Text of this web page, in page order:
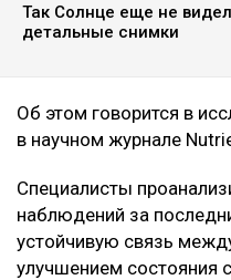
Так Солнце еще не
детальные снимки
Об этом говорится в
в научном журнале
Специалисты
наблюдений за
устойчивую связь
улучшением состояния